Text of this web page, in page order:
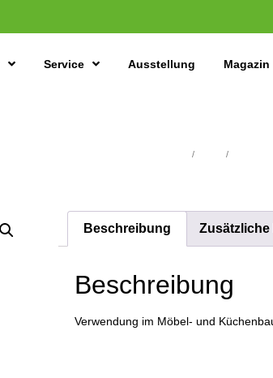
Service Ausstellung Magazin
/ /
Beschreibung
Beschreibung
Verwendung im Möbel- und